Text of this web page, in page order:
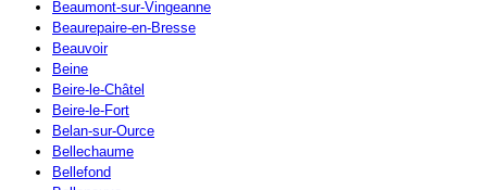
Beaumont-sur-Vingeanne
Beaurepaire-en-Bresse
Beauvoir
Beine
Beire-le-Châtel
Beire-le-Fort
Belan-sur-Ource
Bellechaume
Bellefond